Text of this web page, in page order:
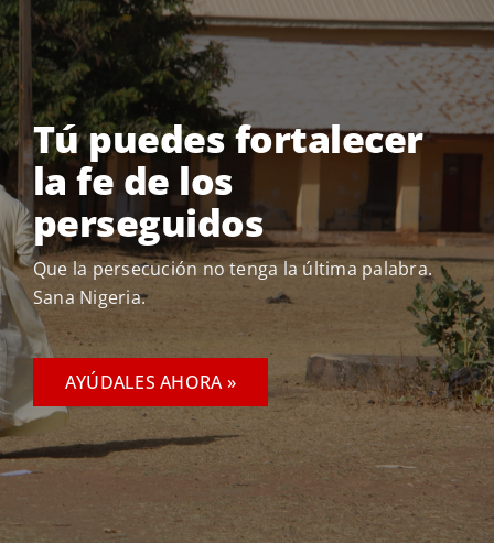
Tú puedes fortalecer
la fe de los
perseguidos
Que la persecución no tenga la última palabra.
Sana Nigeria.
AYÚDALES AHORA »